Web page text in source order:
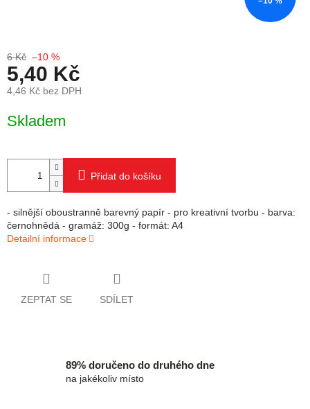
6 Kč –10 %
5,40 Kč
4,46 Kč bez DPH
Skladem
Přidat do košíku
- silnější oboustranně barevný papír - pro kreativní tvorbu - barva:
černohnědá - gramáž: 300g - formát: A4
Detailní informace
ZEPTAT SE SDÍLET
89% doručeno do druhého dne
na jakékoliv místo